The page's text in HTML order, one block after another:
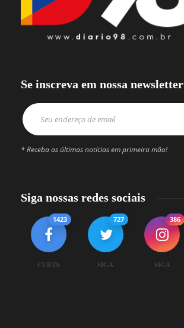
Se inscreva em nossa newsletter
* Receba as últimas notícias em primeira mão!
Siga nossas redes sociais
1423
CURTA
727
SIGA
386
SIGA